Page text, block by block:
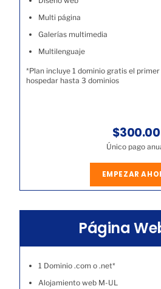
Multi página
Galerías multimedia
Multilenguaje
*Plan incluye 1 dominio gratis el
hospedar hasta 3 dominios
$300.00
Único pago
EMPEZAR
Página
1 Dominio .com o .net*
Alojamiento web M-UL